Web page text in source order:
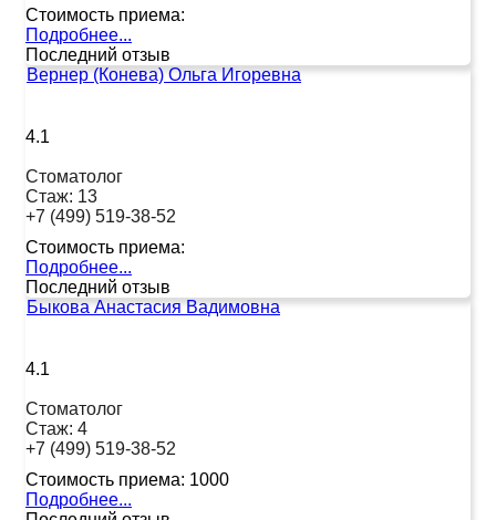
Стоимость приема:
Подробнее...
Последний отзыв
Вернер (Конева) Ольга Игоревна
4.1
Стоматолог
Стаж: 13
+7 (499) 519-38-52
Стоимость приема:
Подробнее...
Последний отзыв
Быкова Анастасия Вадимовна
4.1
Стоматолог
Стаж: 4
+7 (499) 519-38-52
Стоимость приема: 1000
Подробнее...